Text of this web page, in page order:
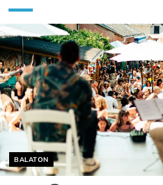
Helyszín címkék:
BALATON